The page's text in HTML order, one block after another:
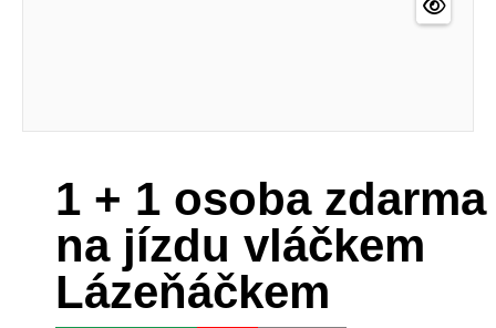
1 + 1 osoba zdarma
na jízdu vláčkem
Lázeňáčkem